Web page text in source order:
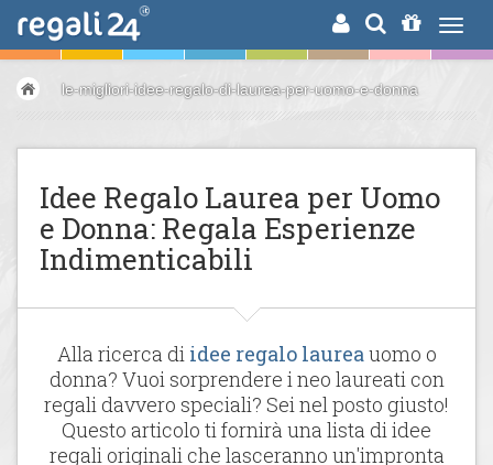
RICERCA
le-migliori-idee-regalo-di-laurea-per-uomo-e-donna
Idee Regalo Laurea per Uomo
e Donna: Regala Esperienze
Indimenticabili
Alla ricerca di idee regalo laureauomo o
donna? Vuoi sorprendere i neo laureati con
regali davvero speciali? Sei nel posto giusto!
Questo articolo ti fornirà una lista di idee
regali originali che lasceranno un'impronta